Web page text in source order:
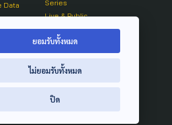
Data
Series
Live & Public
On air Clip
ยอมรับทั้งหมด
ไม่ยอมรับทั้งหมด
ปิด